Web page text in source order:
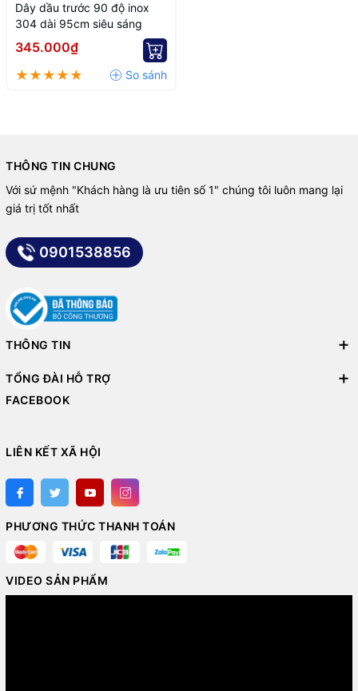
Dây dầu trước 90 độ inox
304 dài 95cm siêu sáng
345.000₫
THÔNG TIN CHUNG
Với sứ mệnh "Khách hàng là ưu tiên số 1" chúng tôi luôn mang lại
giá trị tốt nhất
0901538856
THÔNG TIN
TỔNG ĐÀI HỖ TRỢ
FACEBOOK
LIÊN KẾT XÃ HỘI
PHƯƠNG THỨC THANH TOÁN
VIDEO SẢN PHẨM